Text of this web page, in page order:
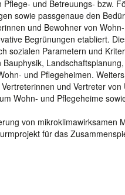
und Betreuungs- bzw.
sowie passgenaue den
und Bewohner von
Begrünungen etabliert.
sozialen Parametern und
und Pflegeheimen.
und Vertreter
Wohn- und Pflegeheime
von
für das